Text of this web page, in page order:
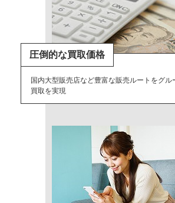
圧倒的な買取価格
国内大型販売店など豊富な販売ルートをグル
買取を実現